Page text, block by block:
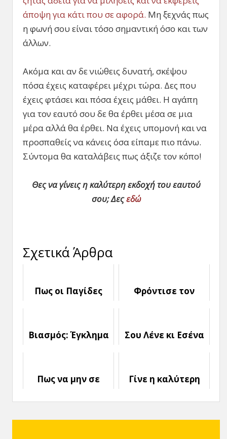
άποψη για κάτι που σε αφορά. Μη ξεχνάς πως
η φωνή σου είναι τόσο σημαντική όσο και των
άλλων.
Ακόμα και αν δε νιώθεις δυνατή, σκέψου
πόσα έχεις καταφέρει μέχρι τώρα. Δες που
έχεις φτάσει και πόσα έχεις μάθει. Η αγάπη
για τον εαυτό σου δε θα έρθει μέσα σε μια
μέρα αλλά θα έρθει. Να έχεις υπομονή και να
προσπαθείς να κάνεις όσα είπαμε πιο πάνω.
Σύντομα θα καταλάβεις πως άξιζε τον κόπο!
Θες να γίνεις η καλύτερη εκδοχή του εαυτού
σου; Δεςεδώ
Σχετικά Άρθρα
Πως οι Παγίδες
Φρόντισε τον
Βιασμός: Έγκλημα
Σου Λένε κι Εσένα
Πως να μην σε
Γνώμη των Άλλων
Γίνε η καλύτερη